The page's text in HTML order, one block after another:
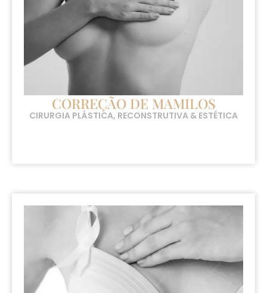
CORREÇÃO DE MAMILOS
CIRURGIA PLÁSTICA, RECONSTRUTIVA & ESTÉTICA